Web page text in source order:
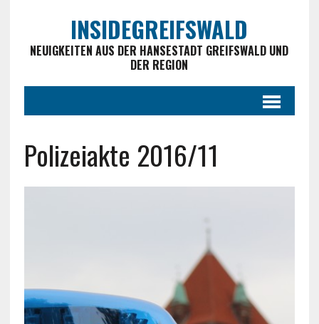
INSIDEGREIFSWALD
NEUIGKEITEN AUS DER HANSESTADT GREIFSWALD UND
DER REGION
Polizeiakte 2016/11